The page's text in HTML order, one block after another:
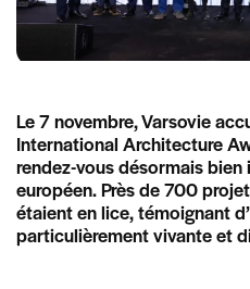
Le 7 novembre, Varsovie
International Architecture
rendez-vous désormais
européen. Près de 700
étaient en lice, témoignant
particulièrement vivante et